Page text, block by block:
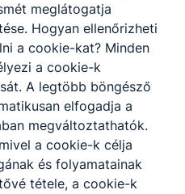
meglátogatja
Hogyan ellenőrizheti
a cookie-kat? Minden
a cookie-k
A legtöbb böngésző
elfogadja a
megváltoztathatók.
a cookie-k célja
és folyamatainak
tétele, a cookie-k